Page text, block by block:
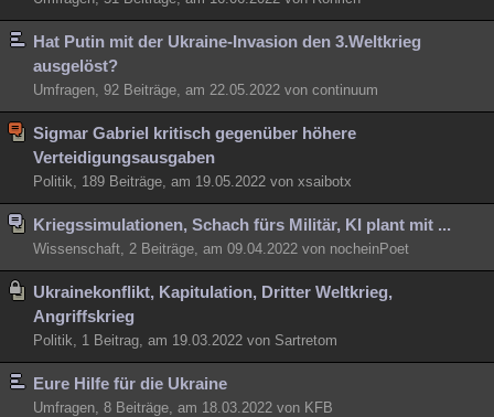
Hat Putin mit der Ukraine-Invasion den 3.Weltkrieg
ausgelöst?
Umfragen, 92 Beiträge, am 22.05.2022 von continuum
Sigmar Gabriel kritisch gegenüber höhere
Verteidigungsausgaben
Politik, 189 Beiträge, am 19.05.2022 von xsaibotx
Kriegssimulationen, Schach fürs Militär, KI plant mit ...
Wissenschaft, 2 Beiträge, am 09.04.2022 von nocheinPoet
Ukrainekonflikt, Kapitulation, Dritter Weltkrieg,
Angriffskrieg
Politik, 1 Beitrag, am 19.03.2022 von Sartretom
Eure Hilfe für die Ukraine
Umfragen, 8 Beiträge, am 18.03.2022 von KFB